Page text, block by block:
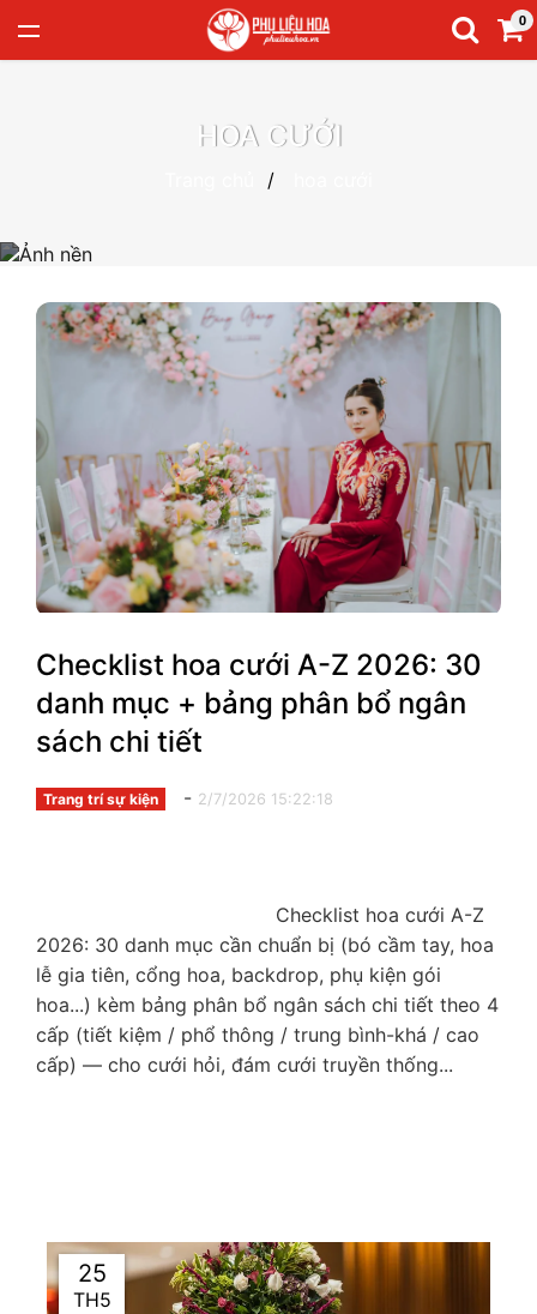
0
HOA CƯỚI
Checklist hoa cưới A-Z 2026: 30
danh mục + bảng phân bổ ngân
sách chi tiết
Trang trí sự kiện - 2/7/2026 15:22:18
2026: 30 danh mục cần chuẩn bị (bó cầm tay, hoa
lễ gia tiên, cổng hoa, backdrop, phụ kiện gói
hoa...) kèm bảng phân bổ ngân sách chi tiết theo 4
cấp (tiết kiệm / phổ thông / trung bình-khá / cao
cấp) — cho cưới hỏi, đám cưới truyền thống...
25
TH5